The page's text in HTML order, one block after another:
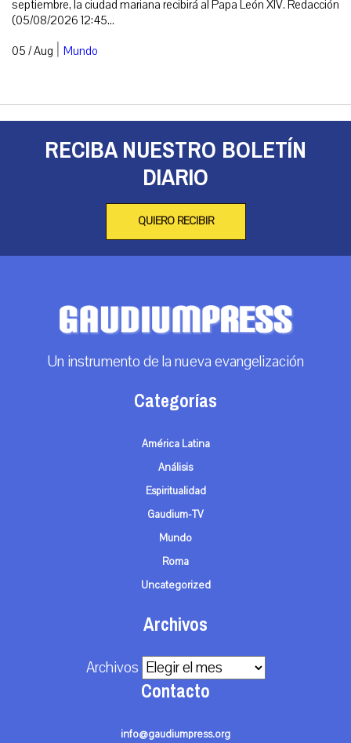
septiembre, la ciudad mariana recibirá al Papa León XIV. Redacción
(05/08/2026 12:45...
05 / Aug | Mundo
RECIBA NUESTRO BOLETÍN
DIARIO
QUIERO RECIBIR
Un instrumento de la nueva evangelización
Categorías
América Latina
Análisis
Espiritualidad
Gaudium-TV
Mundo
Roma
Uncategorized
Archivos
Archivos
Contacto
info@gaudiumpress.org